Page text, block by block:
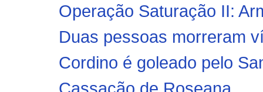
Operação Saturação II:
Duas pessoas morreram
Cordino é goleado pelo
Cassação de Roseana